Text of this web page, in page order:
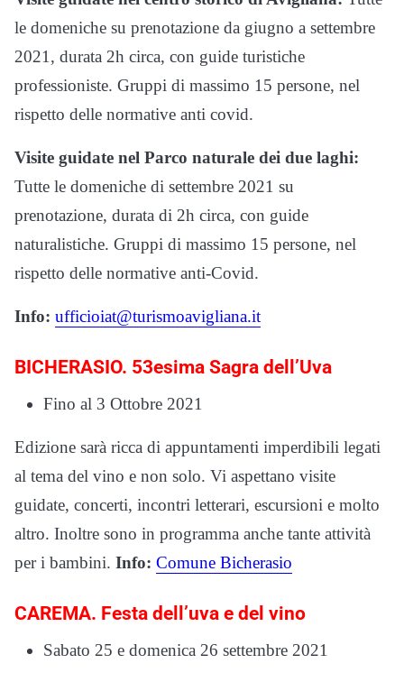
le domeniche su prenotazione da giugno a settembre
2021, durata 2h circa, con guide turistiche
professioniste. Gruppi di massimo 15 persone, nel
rispetto delle normative anti covid.
Visite guidate nel Parco naturale dei due laghi:
Tutte le domeniche di settembre 2021 su
prenotazione, durata di 2h circa, con guide
naturalistiche. Gruppi di massimo 15 persone, nel
rispetto delle normative anti-Covid.
Info: ufficioiat@turismoavigliana.it
BICHERASIO. 53esima Sagra dell’Uva
Fino al 3 Ottobre 2021
Edizione sarà ricca di appuntamenti imperdibili legati
al tema del vino e non solo. Vi aspettano visite
guidate, concerti, incontri letterari, escursioni e molto
altro. Inoltre sono in programma anche tante attività
per i bambini. Info: Comune Bicherasio
CAREMA. Festa dell’uva e del vino
Sabato 25 e domenica 26 settembre 2021